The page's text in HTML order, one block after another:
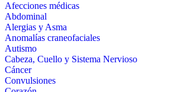
Afecciones médicas
Abdominal
Alergias y Asma
Anomalías craneofaciales
Autismo
Cabeza, Cuello y Sistema Nervioso
Cáncer
Convulsiones